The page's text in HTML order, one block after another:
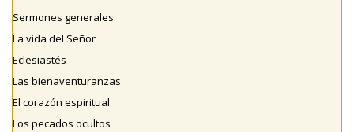
Sermones generales
La vida del Señor
Eclesiastés
Las bienaventuranzas
El corazón espiritual
Los pecados ocultos